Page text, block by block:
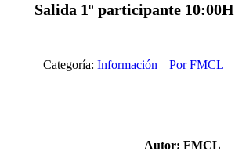
Salida 1º participante 10:00H
Categoría: Información PorFMCL
Autor: FMCL